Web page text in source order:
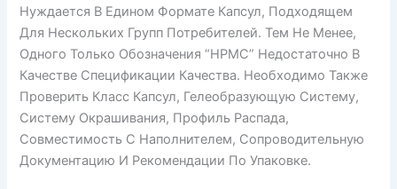
Нуждается В Едином Формате Капсул, Подходящем
Для Нескольких Групп Потребителей. Тем Не Менее,
Одного Только Обозначения “HPMC” Недостаточно В
Качестве Спецификации Качества. Необходимо Также
Проверить Класс Капсул, Гелеобразующую Систему,
Систему Окрашивания, Профиль Распада,
Совместимость С Наполнителем, Сопроводительную
Документацию И Рекомендации По Упаковке.